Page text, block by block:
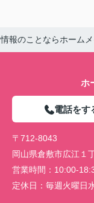
報のことならホーム
ホ
電話をす
〒712-8043
岡山県倉敷市広江１
営業時間： 10:00-
定休日： 毎週火曜日